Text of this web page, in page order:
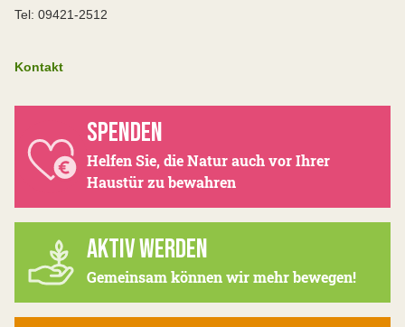
Tel: 09421-2512
Kontakt
SPENDEN
Helfen Sie, die Natur auch vor Ihrer
Haustür zu bewahren
AKTIV WERDEN
Gemeinsam können wir mehr bewegen!